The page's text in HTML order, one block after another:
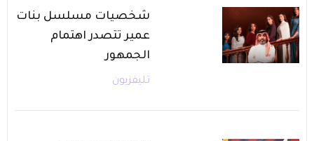
شخصيات مسلسل بنات
عمير تتصدر اهتمام
الجمهور
تليفزيون